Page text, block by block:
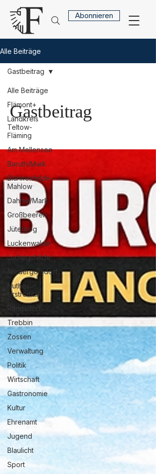
Abonnieren
Alle Beiträge
Alle Beiträge
Flämont+
Landkreis
Teltow-
Fläming
Am Mellensee
Baruth/Mark
Blankenfelde-
Mahlow
Dahme/Mark
Großbeeren
Jüterbog
Luckenwalde
Ludwigsfelde
Niedergörsdorf
Nuthe-
Urstromtal
Rangsdorf
Trebbin
Zossen
Verwaltung
Politik
Wirtschaft
Gastronomie
Kultur
Ehrenamt
Jugend
Blaulicht
Sport
Gastbeitrag
Gastbeitrag